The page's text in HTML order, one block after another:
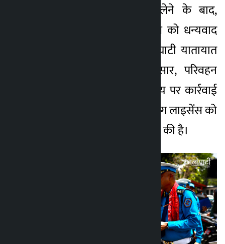
अपने वाहनों को वापस लेने के बाद,
मालिकों ने यातायात पुलिस को धन्यवाद
दिया। इस बीच, काठमांडू घाटी यातायात
पुलिस कार्यालय के अनुसार, परिवहन
प्रबंधन विभाग ने समय-समय पर कार्रवाई
किए गए 31 वाहनों के ड्राइविंग लाइसेंस को
निलंबित करने की सिफारिश की है।